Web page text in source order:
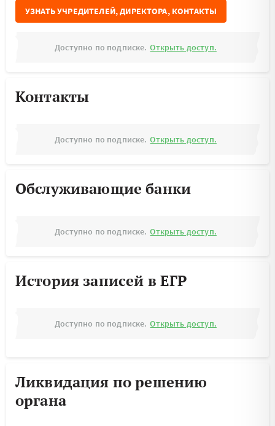
УЗНАТЬ УЧРЕДИТЕЛЕЙ, ДИРЕКТОРА, КОНТАКТЫ
Доступно по подписке. Открыть доступ.
Контакты
Доступно по подписке. Открыть доступ.
Обслуживающие банки
Доступно по подписке. Открыть доступ.
История записей в ЕГР
Доступно по подписке. Открыть доступ.
Ликвидация по решению
органа